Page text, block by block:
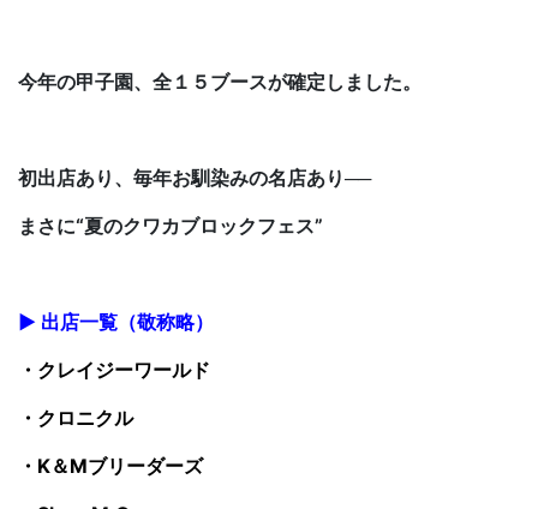
今年の甲子園、全１５ブースが確定しました。
初出店あり、毎年お馴染みの名店あり──
まさに“夏のクワカブロックフェス”
▶ 出店一覧（敬称略）
・クレイジーワールド
・クロニクル
・K＆Mブリーダーズ